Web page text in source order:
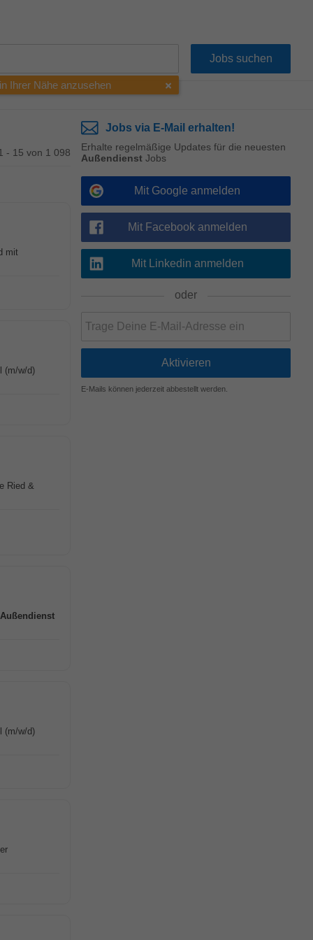
Ihrer Nähe anzusehen
- 15 von 1 098
mit
(m/w/d)
Ried &
Außendienst
(m/w/d)
Jobs via E-Mail erhalten!
Erhalte regelmäßige Updates für die neuesten
Außendienst Jobs
Mit Google anmelden
Mit Facebook anmelden
Mit Linkedin anmelden
oder
E-Mails können jederzeit abbestellt werden.